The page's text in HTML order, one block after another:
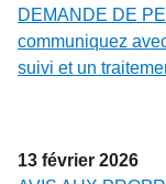
DEMANDE DE
communiquez
suivi et un
13 février 2026